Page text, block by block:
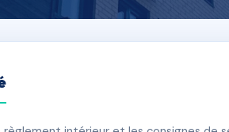
HAUTS DE